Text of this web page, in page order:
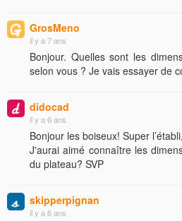
GrosMeno
il y a 7 ans
Bonjour. Quelles sont les
selon vous ? Je vais essayer de
didocad
il y a 6 ans
Bonjour les boiseux! Super
J'aurai aimé connaître les
du plateau? SVP
skipperpignan
il y a 6 ans